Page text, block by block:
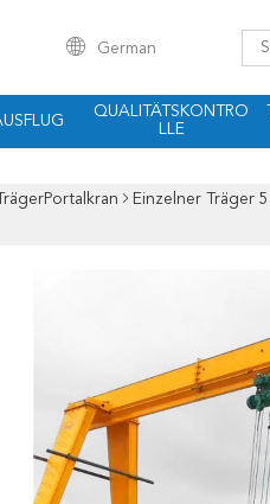
German
QUALITÄTSKONTRO
LLE
Einzelner Träger